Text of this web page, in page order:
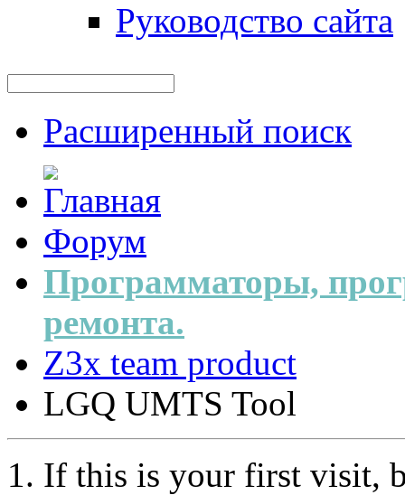
Руководство сайта
Расширенный поиск
Форум
Программаторы,
ремонта.
Z3x team product
LGQ UMTS Tool
If this is your first visit,